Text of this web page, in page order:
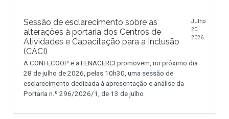
Sessão de esclarecimento sobre as
alterações à portaria dos Centros de
Atividades e Capacitação para a Inclusão
(CACI)
Julho
20,
2026
A CONFECOOP e a FENACERCI promovem, no próximo dia
28 de julho de 2026, pelas 10h30, uma sessão de
esclarecimento dedicada à apresentação e análise da
Portaria n.º 296/2026/1, de 13 de julho